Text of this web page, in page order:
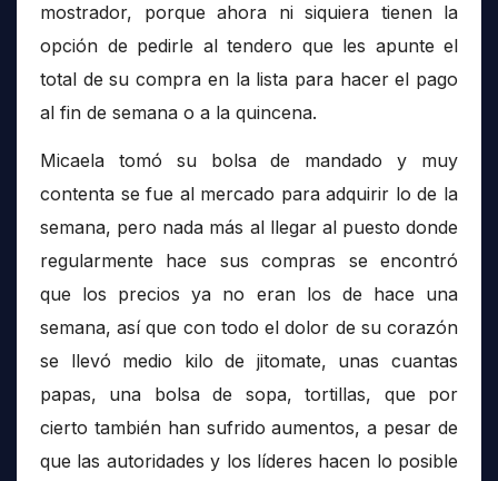
mostrador, porque ahora ni siquiera tienen la
opción de pedirle al tendero que les apunte el
total de su compra en la lista para hacer el pago
al fin de semana o a la quincena.
Micaela tomó su bolsa de mandado y muy
contenta se fue al mercado para adquirir lo de la
semana, pero nada más al llegar al puesto donde
regularmente hace sus compras se encontró
que los precios ya no eran los de hace una
semana, así que con todo el dolor de su corazón
se llevó medio kilo de jitomate, unas cuantas
papas, una bolsa de sopa, tortillas, que por
cierto también han sufrido aumentos, a pesar de
que las autoridades y los líderes hacen lo posible